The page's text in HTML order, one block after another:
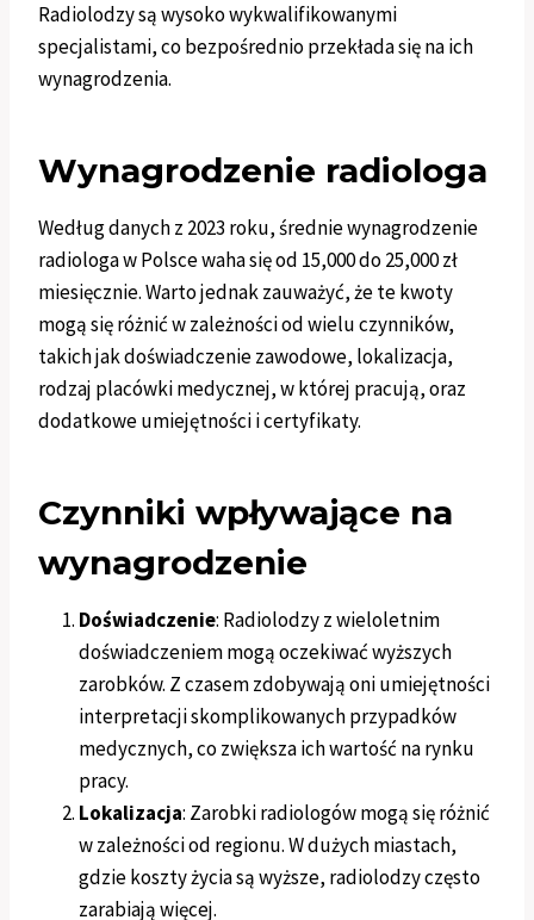
Radiolodzy są wysoko wykwalifikowanymi
specjalistami, co bezpośrednio przekłada się na ich
wynagrodzenia.
Wynagrodzenie radiologa
Według danych z 2023 roku, średnie wynagrodzenie
radiologa w Polsce waha się od 15,000 do 25,000 zł
miesięcznie. Warto jednak zauważyć, że te kwoty
mogą się różnić w zależności od wielu czynników,
takich jak doświadczenie zawodowe, lokalizacja,
rodzaj placówki medycznej, w której pracują, oraz
dodatkowe umiejętności i certyfikaty.
Czynniki wpływające na
wynagrodzenie
Doświadczenie: Radiolodzy z wieloletnim
doświadczeniem mogą oczekiwać wyższych
zarobków. Z czasem zdobywają oni umiejętności
interpretacji skomplikowanych przypadków
medycznych, co zwiększa ich wartość na rynku
pracy.
Lokalizacja: Zarobki radiologów mogą się różnić
w zależności od regionu. W dużych miastach,
gdzie koszty życia są wyższe, radiolodzy często
zarabiają więcej.